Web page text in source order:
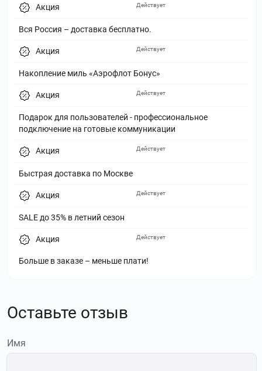
Акция
Вся Россия – доставка бесплатно.
Действует
Акция
Накопление миль «Аэрофлот Бонус»
Действует
Акция
Подарок для пользователей - профессиональное
подключение на готовые коммуникации
Действует
Акция
Быстрая доставка по Москве
Действует
Акция
SALE до 35% в летний сезон
Действует
Акция
Больше в заказе – меньше плати!
Действует
Оставьте отзыв
Имя